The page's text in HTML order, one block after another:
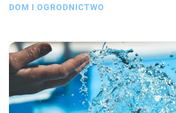
DOM I OGRODNICTWO